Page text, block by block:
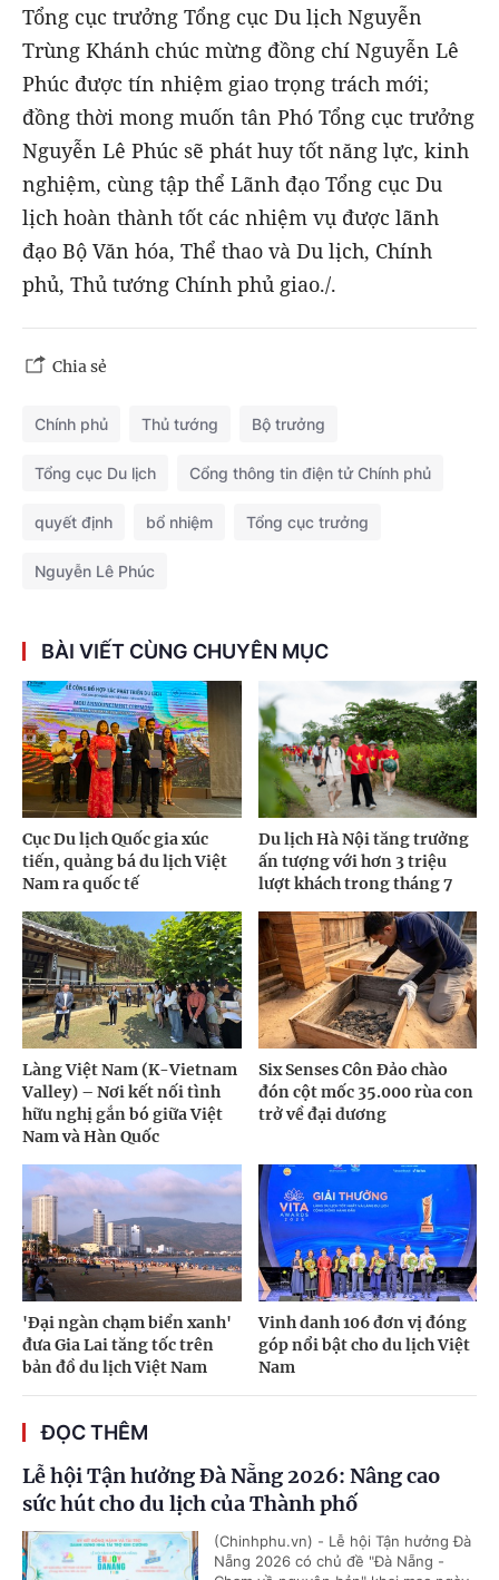
Tổng cục trưởng Tổng cục Du lịch Nguyễn
Trùng Khánh chúc mừng đồng chí Nguyễn Lê
Phúc được tín nhiệm giao trọng trách mới;
đồng thời mong muốn tân Phó Tổng cục trưởng
Nguyễn Lê Phúc sẽ phát huy tốt năng lực, kinh
nghiệm, cùng tập thể Lãnh đạo Tổng cục Du
lịch hoàn thành tốt các nhiệm vụ được lãnh
đạo Bộ Văn hóa, Thể thao và Du lịch, Chính
phủ, Thủ tướng Chính phủ giao./.
Chia sẻ
Chính phủ Thủ tướng Bộ trưởng
Tổng cục Du lịch Cổng thông tin điện tử Chính phủ
quyết định bổ nhiệm Tổng cục trưởng
Nguyễn Lê Phúc
BÀI VIẾT CÙNG CHUYÊN MỤC
Cục Du lịch Quốc gia xúc
tiến, quảng bá du lịch Việt
Nam ra quốc tế
Du lịch Hà Nội tăng trưởng
ấn tượng với hơn 3 triệu
lượt khách trong tháng 7
Làng Việt Nam (K-Vietnam
Valley) – Nơi kết nối tình
hữu nghị gắn bó giữa Việt
Nam và Hàn Quốc
Six Senses Côn Đảo chào
đón cột mốc 35.000 rùa con
trở về đại dương
'Đại ngàn chạm biển xanh'
đưa Gia Lai tăng tốc trên
bản đồ du lịch Việt Nam
Vinh danh 106 đơn vị đóng
góp nổi bật cho du lịch Việt
Nam
ĐỌC THÊM
Lễ hội Tận hưởng Đà Nẵng 2026: Nâng cao
sức hút cho du lịch của Thành phố
(Chinhphu.vn) - Lễ hội Tận hưởng Đà
Nẵng 2026 có chủ đề "Đà Nẵng -